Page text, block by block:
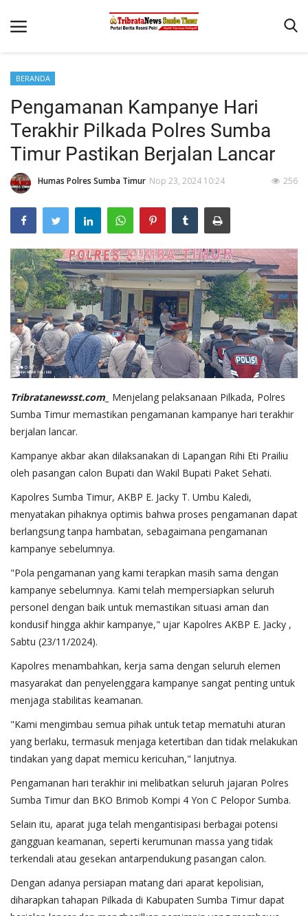
Beranda
Terms & Conditions
Reskrim
Binkam
Giat Ops
Polisi Kita
Mitra Polisi
Lantas
Jurnal Kamtibmas
BERANDA
Pengamanan Kampanye Hari
Terakhir Pilkada Polres Sumba
Timur Pastikan Berjalan Lancar
Humas Polres Sumba Timur Nop 23, 2024 10:24 256
Tribratanewsst.com_ Menjelang pelaksanaan Pilkada, Polres
Sumba Timur memastikan pengamanan kampanye hari terakhir
berjalan lancar.
Kampanye akbar akan dilaksanakan di Lapangan Rihi Eti Prailiu
oleh pasangan calon Bupati dan Wakil Bupati Paket Sehati.
Kapolres Sumba Timur, AKBP E. Jacky T. Umbu Kaledi,
menyatakan pihaknya optimis bahwa proses pengamanan dapat
berlangsung tanpa hambatan, sebagaimana pengamanan
kampanye sebelumnya.
"Pola pengamanan yang kami terapkan masih sama dengan
kampanye sebelumnya. Kami telah mempersiapkan seluruh
personel dengan baik untuk memastikan situasi aman dan
kondusif hingga akhir kampanye," ujar Kapolres AKBP E. Jacky ,
Sabtu (23/11/2024).
Kapolres menambahkan, kerja sama dengan seluruh elemen
masyarakat dan penyelenggara kampanye sangat penting untuk
menjaga stabilitas keamanan.
"Kami mengimbau semua pihak untuk tetap mematuhi aturan
yang berlaku, termasuk menjaga ketertiban dan tidak melakukan
tindakan yang dapat memicu kericuhan," lanjutnya.
Pengamanan hari terakhir ini melibatkan seluruh jajaran Polres
Sumba Timur dan BKO Brimob Kompi 4 Yon C Pelopor Sumba.
Selain itu, aparat juga telah mengantisipasi berbagai potensi
gangguan keamanan, seperti kerumunan massa yang tidak
terkendali atau gesekan antarpendukung pasangan calon.
Dengan adanya persiapan matang dari aparat kepolisian,
diharapkan tahapan Pilkada di Kabupaten Sumba Timur dapat